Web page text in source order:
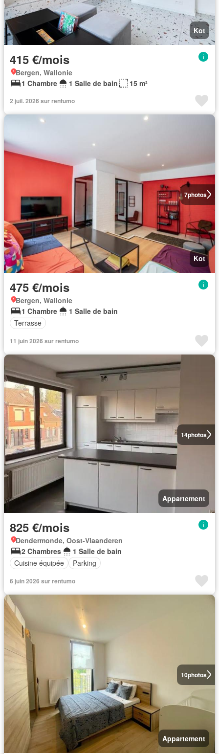
Kot
415 €/mois
Bergen, Wallonie
1 Chambre
1 Salle de bain 15 m²
2 juil. 2026 sur rentumo
7photos
Kot
475 €/mois
Bergen, Wallonie
1 Chambre
1 Salle de bain
Terrasse
11 juin 2026 sur rentumo
14photos
Appartement
825 €/mois
Dendermonde, Oost-Vlaanderen
2 Chambres
1 Salle de bain
Cuisine équipée
Parking
6 juin 2026 sur rentumo
10photos
Appartement